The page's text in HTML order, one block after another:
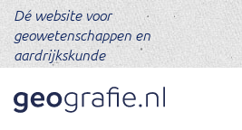
Dé website voor
geowetenschappen en
aardrijkskunde